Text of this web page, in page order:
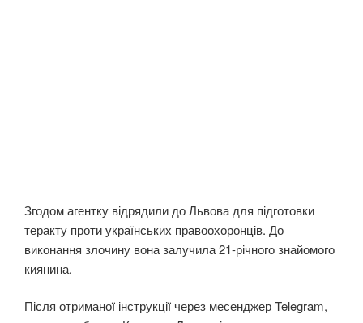
Згодом агентку відрядили до Львова для підготовки
теракту проти українських правоохоронців. До
виконання злочину вона залучила 21-річного знайомого
киянина.
Після отриманої інструкції через месенджер Telegram,